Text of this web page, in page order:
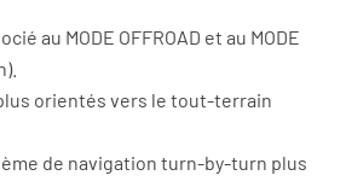
au MODE OFFROAD et au MODE
orientés vers le tout-terrain
de navigation turn-by-turn plus